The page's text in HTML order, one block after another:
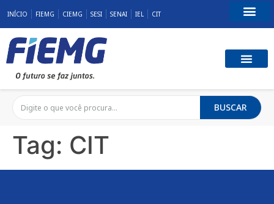
INÍCIO FIEMG CIEMG SESI SENAI IEL CIT
BUSCAR
Tag: CIT